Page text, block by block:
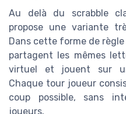
Au delà du scrabble
propose une variante
Dans cette forme de
partagent les mêmes
virtuel et jouent sur
Chaque tour joueur
coup possible, sans
joueurs.